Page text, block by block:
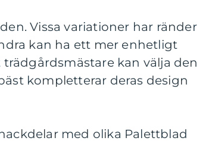
Vissa variationer har ränder
kan ha ett mer enhetligt
kan välja den
kompletterar deras design
med olika Palettblad